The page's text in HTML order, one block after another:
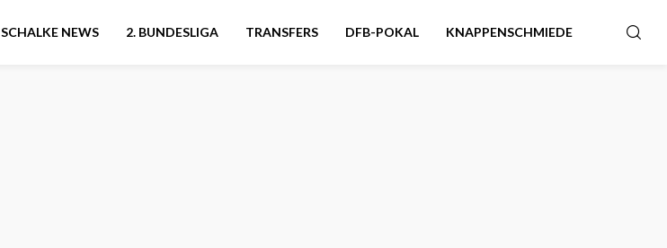
SCHALKE NEWS 2. BUNDESLIGA TRANSFERS DFB-POKAL KNAPPENSCHMIEDE